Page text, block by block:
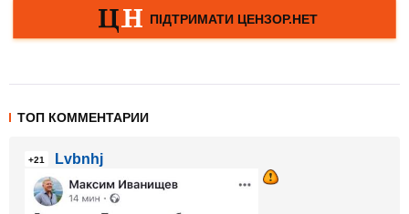
ТОП КОММЕНТАРИИ
+21 Lvbnhj